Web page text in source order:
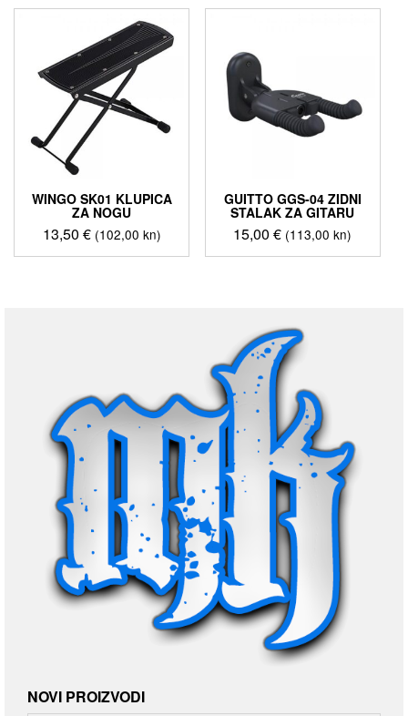
WINGO SK01 KLUPICA
ZA NOGU
13,50 € (102,00 kn)
GUITTO GGS-04 ZIDNI
STALAK ZA GITARU
15,00€ (113,00 kn)
NOVI PROIZVODI